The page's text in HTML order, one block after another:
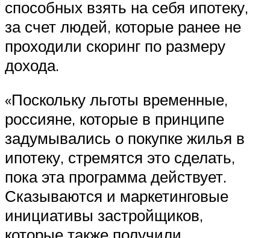
способных взять на себя ипотеку,
за счет людей, которые ранее не
проходили скоринг по размеру
дохода.
«Поскольку льготы временные,
россияне, которые в принципе
задумывались о покупке жилья в
ипотеку, стремятся это сделать,
пока эта программа действует.
Сказываются и маркетинговые
инициативы застройщиков,